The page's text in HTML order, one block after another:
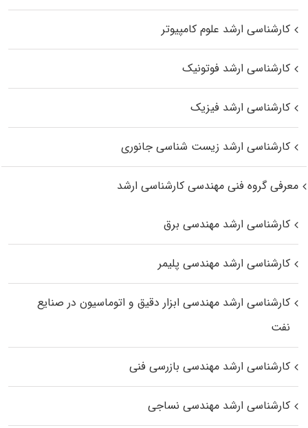
کارشناسی ارشد علوم کامپیوتر
کارشناسی ارشد فوتونیک
کارشناسی ارشد فیزیک
کارشناسی ارشد زیست‌ شناسی جانوری
معرفی گروه فنی مهندسی کارشناسی ارشد
کارشناسی ارشد مهندسی برق
کارشناسی ارشد مهندسی پلیمر
کارشناسی ارشد مهندسی ابزار دقیق و اتوماسیون در صنایع
نفت
کارشناسی ارشد مهندسی بازرسی فنی
کارشناسی ارشد مهندسی نساجی